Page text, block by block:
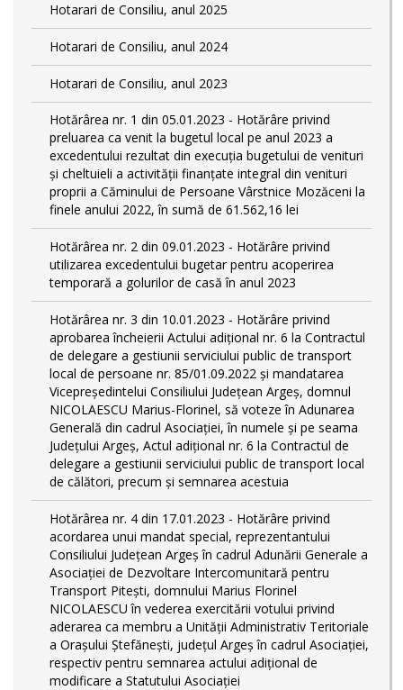
Hotarari de Consiliu, anul 2025
Hotarari de Consiliu, anul 2024
Hotarari de Consiliu, anul 2023
Hotărârea nr. 1 din 05.01.2023 - Hotărâre privind
preluarea ca venit la bugetul local pe anul 2023 a
excedentului rezultat din execuția bugetului de venituri
și cheltuieli a activității finanțate integral din venituri
proprii a Căminului de Persoane Vârstnice Mozăceni la
finele anului 2022, în sumă de 61.562,16 lei
Hotărârea nr. 2 din 09.01.2023 - Hotărâre privind
utilizarea excedentului bugetar pentru acoperirea
temporară a golurilor de casă în anul 2023
Hotărârea nr. 3 din 10.01.2023 - Hotărâre privind
aprobarea încheierii Actului adițional nr. 6 la Contractul
de delegare a gestiunii serviciului public de transport
local de persoane nr. 85/01.09.2022 și mandatarea
Vicepreședintelui Consiliului Județean Argeș, domnul
NICOLAESCU Marius-Florinel, să voteze în Adunarea
Generală din cadrul Asociației, în numele și pe seama
Județului Argeș, Actul adițional nr. 6 la Contractul de
delegare a gestiunii serviciului public de transport local
de călători, precum și semnarea acestuia
Hotărârea nr. 4 din 17.01.2023 - Hotărâre privind
acordarea unui mandat special, reprezentantului
Consiliului Județean Argeș în cadrul Adunării Generale a
Asociației de Dezvoltare Intercomunitară pentru
Transport Pitești, domnului Marius Florinel
NICOLAESCU în vederea exercitării votului privind
aderarea ca membru a Unității Administrativ Teritoriale
a Orașului Ștefănești, județul Argeș în cadrul Asociației,
respectiv pentru semnarea actului adițional de
modificare a Statutului Asociației